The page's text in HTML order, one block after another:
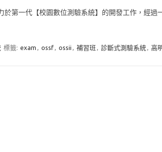
es
y
於第一代【校園數位測驗系統】的開發工作，經過
標籤: exam , ossf, ossii , 補習班, 診斷式測驗系統, 高